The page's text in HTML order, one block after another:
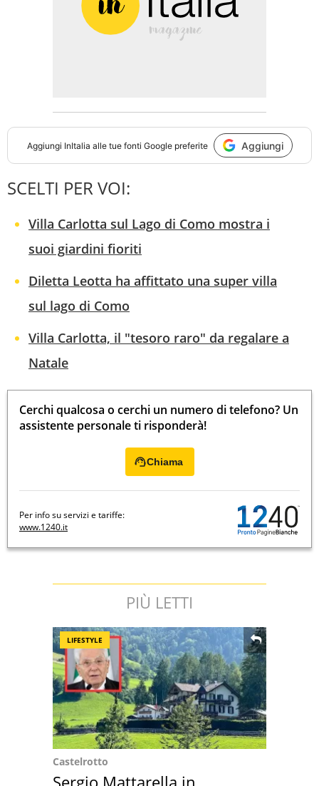
Aggiungi InItalia alle tue fonti Google preferite Aggiungi
SCELTI PER VOI:
Villa Carlotta sul Lago di Como mostra i
suoi giardini fioriti
Diletta Leotta ha affittato una super villa
sul lago di Como
Villa Carlotta, il "tesoro raro" da regalare a
Natale
Cerchi qualcosa o cerchi un numero di telefono? Un
assistente personale ti risponderà!
Chiama
Per info su servizi e tariffe:
www.1240.it
PIÙ LETTI
LIFESTYLE
Castelrotto